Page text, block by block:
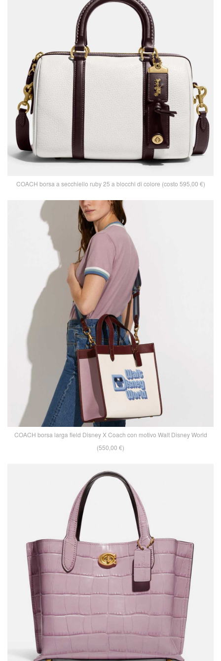
COACH borsa a secchiello ruby 25 a blocchi di colore (costo 595,00 €)
COACH borsa larga field Disney X Coach con motivo Walt Disney World
(550,00 €)